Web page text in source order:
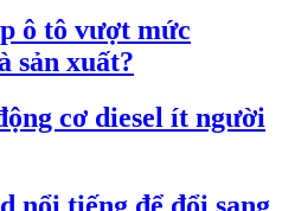
ô tô vượt mức
sản xuất?
cơ diesel ít người
nổi tiếng để đổi sang